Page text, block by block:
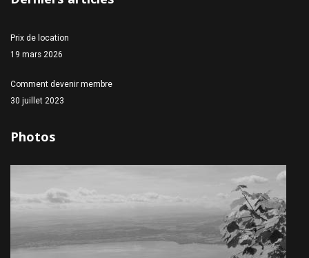
Prix de location
19 mars 2026
Comment devenir membre
30 juillet 2023
Photos